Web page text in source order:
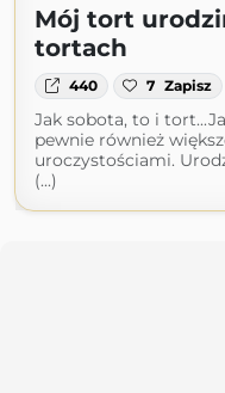
Mój tort
tortach
440 7 Zapisz
Jak sobota, to i
pewnie również
uroczystościami.
(...)